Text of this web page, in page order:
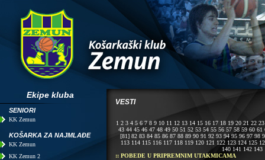
Ekipe kluba
SENIORI
KK Zemun
KOŠARKA ZA NAJMLAĐE
KK Zemun
KK Zemun 2
VESTI
1 2 3 4 5 6 7 8 9 10 11 12 13 14 15 16 17 18 19 20 21 22 23
43 44 45 46 47 48 49 50 51 52 53 54 55 56 57 58 59 60 61
[81] 82 83 84 85 86 87 88 89 90 91 92 93 94 95 96 97 98
113 114 115 116 117 118 119 120 121 122 123 124 125
140 141 142 143
:: POBEDE U PRIPREMNIM UTAKMICAMA